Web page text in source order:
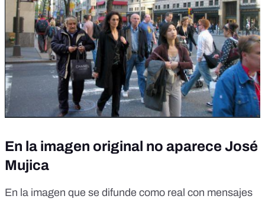
En la imagen original no aparece José
Mujica
En la imagen que se difunde como real con mensajes